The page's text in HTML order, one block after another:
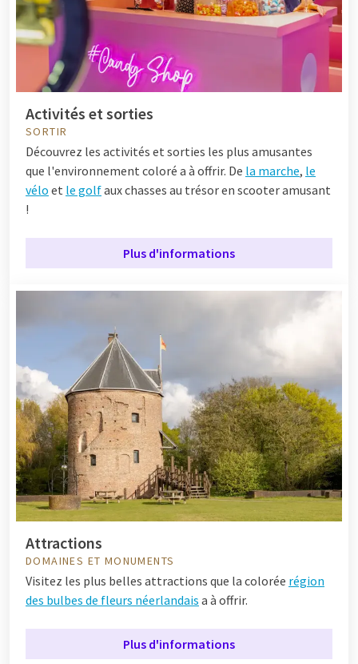
Activités et sorties
SORTIR
Découvrez les activités et sorties les plus amusantes
que l'environnement coloré a à offrir. De la marche, le
vélo et le golfaux chasses au trésor en scooter amusant
!
Plus d'informations
Attractions
DOMAINES ET MONUMENTS
Visitez les plus belles attractions que la colorée région
des bulbes de fleurs néerlandais a à offrir.
Plus d'informations